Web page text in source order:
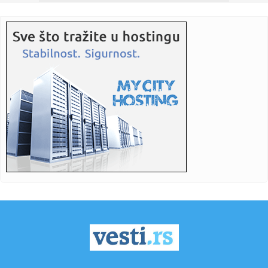
15:06: Bajdenov rak se proširio! Hanter otkrio detalje očeve
borbe: Ni...
15:04:
20 h...
15:04:Vučić: U septembru otvaramo fabriku dronova sa
Izraelcima
15:04:"Magla band" puni dvorane širom regiona: U Sarajevu
publika bira...
15:01:Šta je sassy voda i zašto je ovog leta među
najpretraživaniji...
Užas u školi: Broj žrtava pucnjave na Tajlandu porastao na